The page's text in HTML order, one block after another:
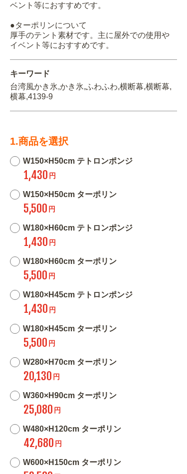
ベント等におすすめです。
●ターポリンについて
厚手のテント素材です。主に屋外での使用や
イベント等におすすめです。
キーワード
台湾風かき氷,かき氷,ふわふわ,横断幕,横断幕,
横幕,4139-9
1.商品を選択
W150×H50cm テトロンポンジ
1,430 円
W150×H50cm ターポリン
5,500 円
W180×H60cm テトロンポンジ
1,430 円
W180×H60cm ターポリン
5,500 円
W180×H45cm テトロンポンジ
1,430 円
W180×H45cm ターポリン
5,500 円
W280×H70cm ターポリン
20,130 円
W360×H90cm ターポリン
25,080 円
W480×H120cm ターポリン
42,680 円
W600×H150cm ターポリン